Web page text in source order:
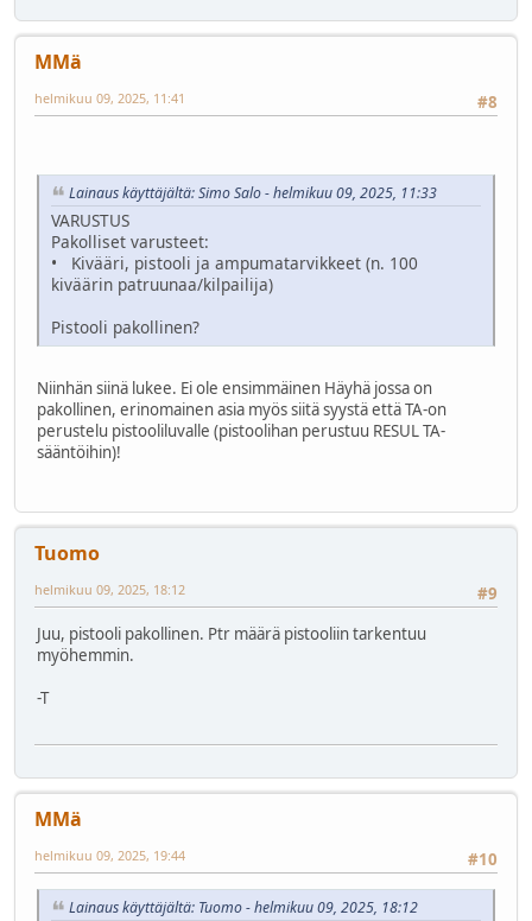
MMä
#8
helmikuu 09, 2025, 11:41
Lainaus käyttäjältä: Simo Salo - helmikuu 09, 2025, 11:33
VARUSTUS
Pakolliset varusteet:
• Kivääri, pistooli ja ampumatarvikkeet (n. 100
kiväärin patruunaa/kilpailija)
Pistooli pakollinen?
Niinhän siinä lukee. Ei ole ensimmäinen Häyhä jossa on
pakollinen, erinomainen asia myös siitä syystä että TA-on
perustelu pistooliluvalle (pistoolihan perustuu RESUL TA-
sääntöihin)!
Tuomo
#9
helmikuu 09, 2025, 18:12
Juu, pistooli pakollinen. Ptr määrä pistooliin tarkentuu
myöhemmin.
-T
MMä
#10
helmikuu 09, 2025, 19:44
Lainaus käyttäjältä: Tuomo - helmikuu 09, 2025, 18:12